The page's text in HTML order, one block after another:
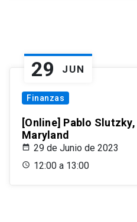
29 JUN
Finanzas
[Online] Pablo
Maryland
29 de Junio de 2023
12:00 a 13:00